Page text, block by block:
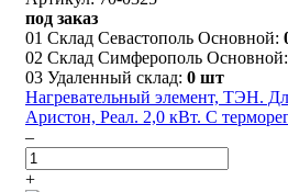
под заказ
01 Склад Севастополь Основной:
02 Склад Симферополь Основной:
03 Удаленный склад: 0 шт
Нагревательный элемент, ТЭН.
Аристон, Реал. 2,0 кВт. С
–
+